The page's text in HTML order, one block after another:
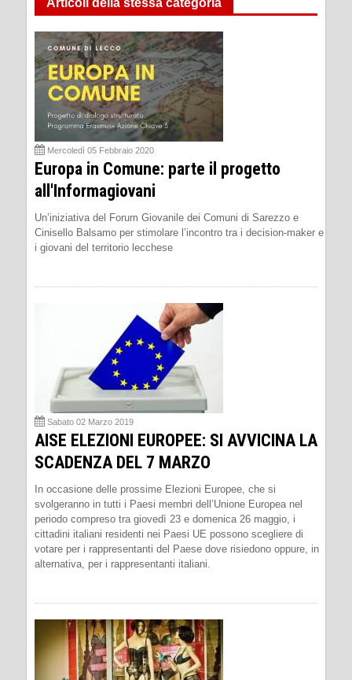
Articoli della stessa categoria
Mercoledì 05 Febbraio 2020
Europa in Comune: parte il progetto
all'Informagiovani
Un’iniziativa del Forum Giovanile dei Comuni di Sarezzo e
Cinisello Balsamo per stimolare l’incontro tra i decision-maker e
i giovani del territorio lecchese
Sabato 02 Marzo 2019
AISE ELEZIONI EUROPEE: SI AVVICINA LA
SCADENZA DEL 7 MARZO
In occasione delle prossime Elezioni Europee, che si
svolgeranno in tutti i Paesi membri dell’Unione Europea nel
periodo compreso tra giovedì 23 e domenica 26 maggio, i
cittadini italiani residenti nei Paesi UE possono scegliere di
votare per i rappresentanti del Paese dove risiedono oppure, in
alternativa, per i rappresentanti italiani.